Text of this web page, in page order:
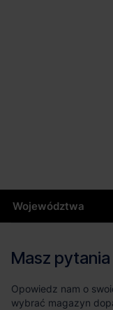
Województwa
Masz
Opowiedz nam o
wybrać magazyn